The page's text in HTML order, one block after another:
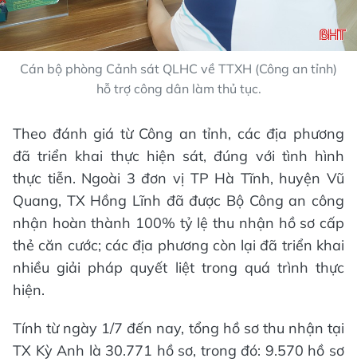
Cán bộ phòng Cảnh sát QLHC về TTXH (Công an tỉnh)
hỗ trợ công dân làm thủ tục.
Theo đánh giá từ Công an tỉnh, các địa phương
đã triển khai thực hiện sát, đúng với tình hình
thực tiễn. Ngoài 3 đơn vị TP Hà Tĩnh, huyện Vũ
Quang, TX Hồng Lĩnh đã được Bộ Công an công
nhận hoàn thành 100% tỷ lệ thu nhận hồ sơ cấp
thẻ căn cước; các địa phương còn lại đã triển khai
nhiều giải pháp quyết liệt trong quá trình thực
hiện.
Tính từ ngày 1/7 đến nay, tổng hồ sơ thu nhận tại
TX Kỳ Anh là 30.771 hồ sơ, trong đó: 9.570 hồ sơ